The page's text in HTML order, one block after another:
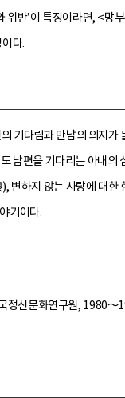
위반’이 특징이라면, <망
다.
기다림과 만남의 의지가
남편을 기다리는 아내의
변하지 않는 사랑에 대한
기이다.
정신문화연구원, 1980～